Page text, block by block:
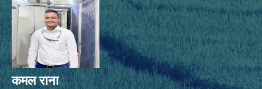
कमल राना